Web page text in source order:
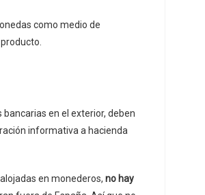
como medio de
en el exterior, deben
informativa a hacienda
en monederos, no hay